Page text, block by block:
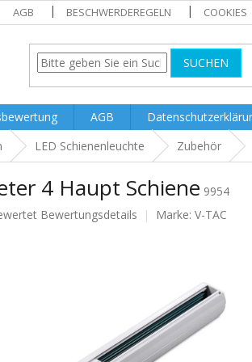
AGB BESCHWERDEREGELN COOKIES
SUCHEN
AGB
LED Schienenleuchte Zubehör
4 Haupt Schiene 9954
Bewertungsdetails Marke: V-TAC